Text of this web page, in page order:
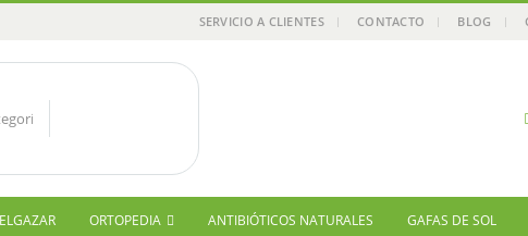
SERVICIO A CLIENTES CONTACTO BLOG
ORTOPEDIA ANTIBIÓTICOS NATURALES GAFAS DE SOL